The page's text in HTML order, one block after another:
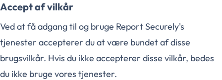
Accept af vilkår
Ved at få adgang til og bruge Report Securely's
tjenester accepterer du at være bundet af disse
brugsvilkår. Hvis du ikke accepterer disse vilkår, bedes
du ikke bruge vores tjenester.